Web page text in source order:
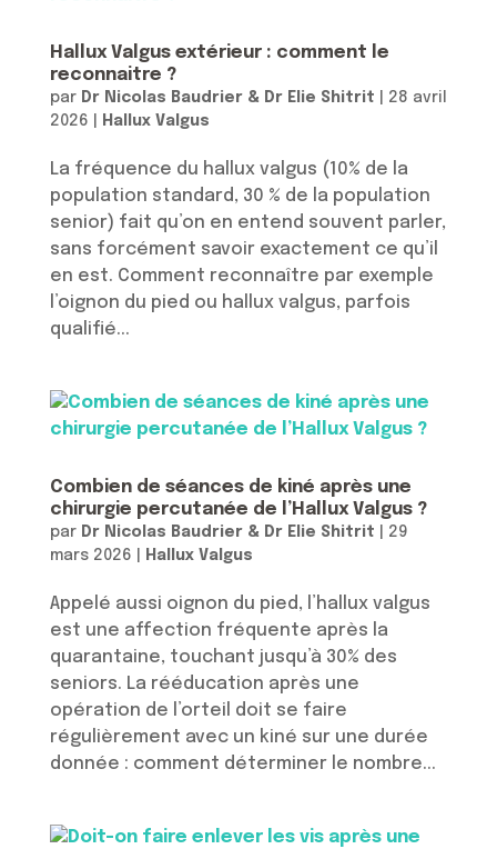
Hallux Valgus extérieur : comment le
reconnaitre ?
par Dr Nicolas Baudrier & Dr Elie Shitrit
28 avril
2026
Hallux Valgus
La fréquence du hallux valgus (10% de la
population standard, 30 % de la population
senior) fait qu’on en entend souvent parler,
sans forcément savoir exactement ce qu’il
en est. Comment reconnaître par exemple
l’oignon du pied ou hallux valgus, parfois
qualifié...
Combien de séances de kiné après une
chirurgie percutanée de l’Hallux Valgus ?
par Dr Nicolas Baudrier & Dr Elie Shitrit
29
mars 2026
Hallux Valgus
Appelé aussi oignon du pied, l’hallux valgus
est une affection fréquente après la
quarantaine, touchant jusqu’à 30% des
seniors. La rééducation après une
opération de l’orteil doit se faire
régulièrement avec un kiné sur une durée
donnée : comment déterminer le nombre...